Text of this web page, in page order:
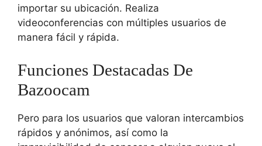
importar su ubicación. Realiza
videoconferencias con múltiples usuarios de
manera fácil y rápida.
Funciones Destacadas De
Bazoocam
Pero para los usuarios que valoran intercambios
rápidos y anónimos, así como la